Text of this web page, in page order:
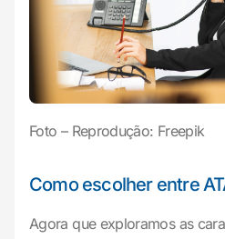
Foto – Reprodução: Freepik
Como escolher entre
Agora que exploramos as